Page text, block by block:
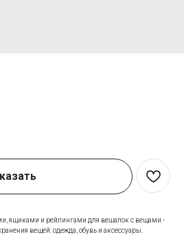
ящиками и рейлингами для вешалок с вещами -
вещей: одежда, обувь и аксессуары.